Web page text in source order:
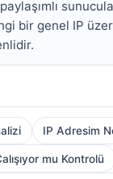
bir genel IP
IP Adresim
mu Kontrolü